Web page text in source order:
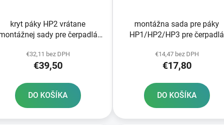
kryt páky HP2 vrátane
sady pre čerpadlá
€32,11 bez DPH
€39,50
DO KOŠÍKA
montážna sada pre páky
HP1/HP2/HP3 pre čerpadlá
€14,47 bez DPH
€17,80
DO KOŠÍKA